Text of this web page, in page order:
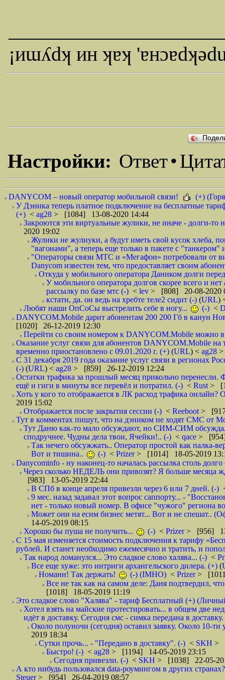
¡иɯʎdʞ ин ʞɐʞ
Настройки: Ответ•
DANYCOM – новый оператор мобильной связи!
(+)
У Дэника теперь платное подключение на бесплатные
(+) < ag28 > [1084] 13-08-2020 14:44
Закроются эти виртуальные жулики, не иначе - долги-то
2020 19:02
Жулики не жулиуки, а будут иметь свой кусок хлеба,
"вагонами", а теперь еще только в пакете с
"Операторы связи МТС и «Мегафон» потребовали от
Danycom известен тем, что предоставляет своим
Откуда у мобильного оператора Даником долги
У мобильного оператора долгов скорее всего и
рассылку по базе мтс (-) < lev > [808] 20-08-2020
кстати, да. он ведь на хребте теле2 сидит (-) (URL)
Любят наши ОпСоСы выстрелить себе в ногу...
(-) <
DANYCOM.Mobile дарит абонентам 200 200 Гб в канун
[1020] 26-12-2019 12:30
Перейти со своим номером к DANYCOM.Mobile можно в
Оказание услуг связи для абонентов DANYCOM.Mobile
временно приостановлено с 09.01.2020 г. (+) (URL) < ag28 >
С 31 декабря 2019 года оказание услуг связи в регионах
(-) (URL) < ag28 > [859] 26-12-2019 12:24
Остатки трафика за прошлый месяц прикольно
ещё и гиги в минуты все перевёл и потратил. (-) < Rust >
Хоть у кого то отображается в ЛК расход трафика
2019 15:02
Отображается после закрытия сессии (-) < Reeboot >
Тут в комментах пишут, что на дэником не ходят СМС от
Тут Даню как-то мало обсуждают, но СИМ-СИМ
сподручнее. Чудны дела твои, Ячейки!.. (-) < qace > [954]
Так нечего обсужжать.. Оператор простой как палка-
Вот и тишина..
(-) < Prizer> [1014] 18-05-2019
Danycominfo - ну наконец-то началась рассылка столь
Через сколько НЕДЕЛЬ они привозят? Я больше месяца
[983] 13-05-2019 22:44
В СПб в конце апреля привезли через 6 или 7 дней. (-)
9 мес. назад задавал этот вопрос саппорту... -
нет - только новый номер. В офисе "чужого" региона
Может они на есим бизнес метят... Вот и не спешат..
14-05-2019 08:15
Хорошо бы пуша не получить...
(-) < Prizer> [956]
С 15 мая изменяется стоимость подключения к тарифу
рублей. И станет необходимо ежемесячно и тратить, и
Так народ ломанулся... Это сладкое слово халява... (-) <
Все еще хуже: это интриги архангельского дилера. (+) (
Номанн! Так держать!
(-) (IMHO) < Prizer>
Все не так как на самом деле: Даня подтвердил,
[1018] 18-05-2019 11:19
Это сладкое слово "Халява" - тариф Бесплатный (+)
Хотел взять на майские протестировать... в общем две
идёт в доставку. Сегодня смс - симка передана в
Около полуночи (сегодня) оставил заявку. Около 10-ти
2019 18:34
Сутки прочь... - "Передано в доставку". (-) < SKH >
Быстро! (-) < ag28 > [1194] 14-05-2019 23:15
Сегодня привезли. (-) < SKH > [1038] 22-05-
А кто нибудь пользовался data-роумингом в других
Steuer> [954] 26-04-2019 08:57